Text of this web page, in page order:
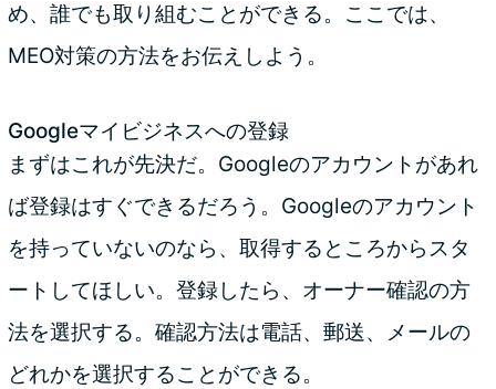
め、誰でも取り組むことができる。ここでは、
MEO対策の方法をお伝えしよう。
Googleマイビジネスへの登録
まずはこれが先決だ。Googleのアカウントがあれ
ば登録はすぐできるだろう。Googleのアカウント
を持っていないのなら、取得するところからスタ
ートしてほしい。登録したら、オーナー確認の方
法を選択する。確認方法は電話、郵送、メールの
どれかを選択することができる。